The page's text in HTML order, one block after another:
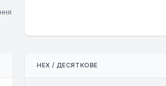
HEX / ДЕСЯТКОВЕ